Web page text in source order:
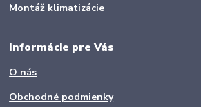
Montáž klimatizácie
Informácie pre Vás
O nás
Obchodné podmienky